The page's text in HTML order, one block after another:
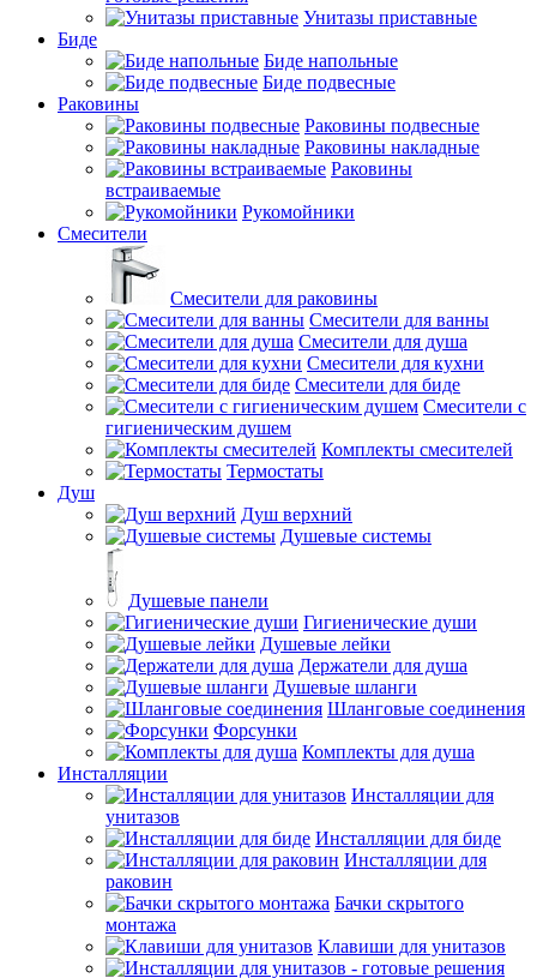
Унитазы приставные
Биде
Биде напольные
Биде подвесные
Раковины
Раковины подвесные
Раковины накладные
Раковины
встраиваемые
Рукомойники
Смесители
Смесители для раковины
Смесители для ванны
Смесители для душа
Смесители для кухни
Смесители для биде
Смесители с
гигиеническим душем
Комплекты смесителей
Термостаты
Душ
Душ верхний
Душевые системы
Душевые панели
Гигиенические души
Душевые лейки
Держатели для душа
Душевые шланги
Шланговые соединения
Форсунки
Комплекты для душа
Инсталляции
Инсталляции для
унитазов
Инсталляции для биде
Инсталляции для
раковин
Бачки скрытого
монтажа
Клавиши для унитазов